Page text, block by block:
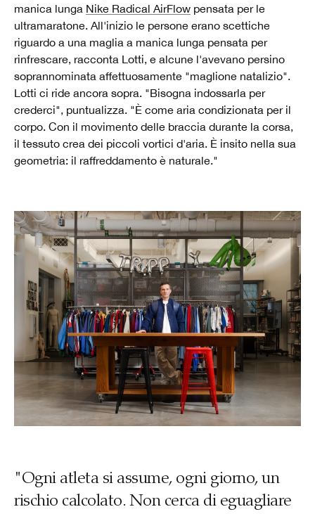
manica lunga Nike Radical AirFlow pensata per le
ultramaratone. All'inizio le persone erano scettiche
riguardo a una maglia a manica lunga pensata per
rinfrescare, racconta Lotti, e alcune l'avevano persino
soprannominata affettuosamente "maglione natalizio".
Lotti ci ride ancora sopra. "Bisogna indossarla per
crederci", puntualizza. "È come aria condizionata per il
corpo. Con il movimento delle braccia durante la corsa,
il tessuto crea dei piccoli vortici d'aria. È insito nella sua
geometria: il raffreddamento è naturale."
"Ogni atleta si assume, ogni giorno, un
rischio calcolato. Non cerca di eguagliare